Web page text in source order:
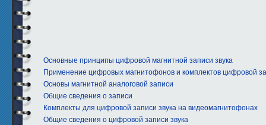
Основные принципы цифровой магнитной записи звука
Применение цифровых магнитофонов и комплектов цифровой
Основы магнитной аналоговой записи
Общие сведения о записи
Комплекты для цифровой записи звука на видеомагнитофонах
Общие сведения о цифровой записи звука